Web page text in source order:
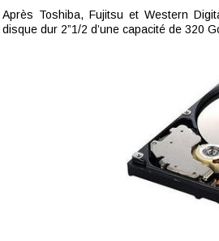
Après Toshiba, Fujitsu et Western
disque dur 2”1/2 d’une capacité de 320